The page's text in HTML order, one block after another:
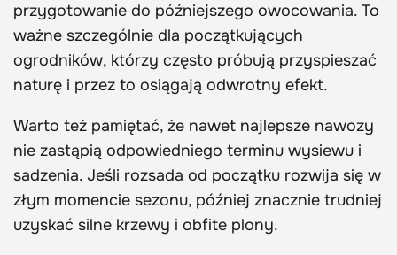
przygotowanie do późniejszego owocowania. To
ważne szczególnie dla początkujących
ogrodników, którzy często próbują przyspieszać
naturę i przez to osiągają odwrotny efekt.
Warto też pamiętać, że nawet najlepsze nawozy
nie zastąpią odpowiedniego terminu wysiewu i
sadzenia. Jeśli rozsada od początku rozwija się w
złym momencie sezonu, później znacznie trudniej
uzyskać silne krzewy i obfite plony.